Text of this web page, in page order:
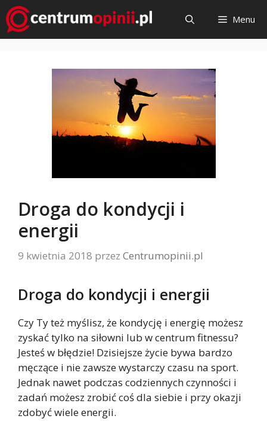
Przejdź
do
treści
Menu
Droga do kondycji i
energii
9 kwietnia 2018 przez Centrumopinii.pl
Droga do kondycji i energii
Czy Ty też myślisz, że kondycję i energię możesz
zyskać tylko na siłowni lub w centrum fitnessu?
Jesteś w błędzie! Dzisiejsze życie bywa bardzo
męczące i nie zawsze wystarczy czasu na sport.
Jednak nawet podczas codziennych czynności i
zadań możesz zrobić coś dla siebie i przy okazji
zdobyć wiele energii.